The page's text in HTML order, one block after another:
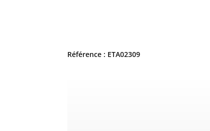
Référence : ETA02309